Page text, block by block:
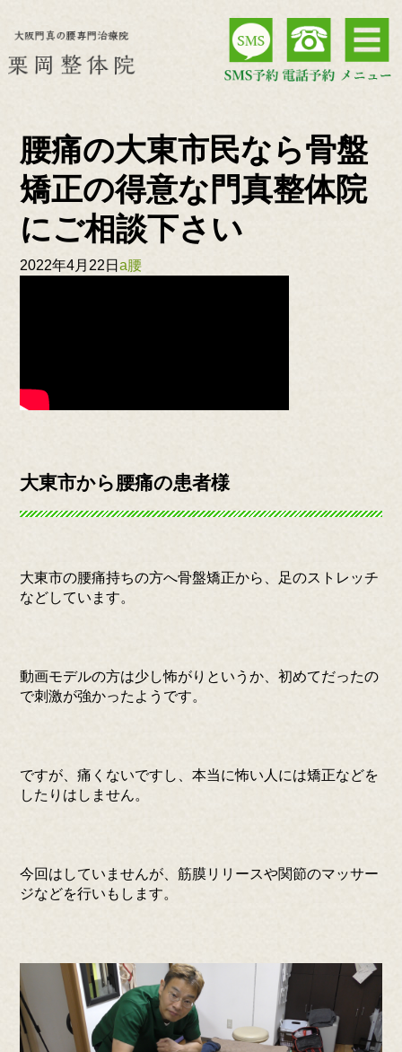
腰痛の大東市民なら骨盤
矯正の得意な門真整体院
にご相談下さい
2022年4月22日 a腰
大東市から腰痛の患者様
大東市の腰痛持ちの方へ骨盤矯正から、足のストレッチ
などしています。
動画モデルの方は少し怖がりというか、初めてだったの
で刺激が強かったようです。
ですが、痛くないですし、本当に怖い人には矯正などを
したりはしません。
今回はしていませんが、筋膜リリースや関節のマッサー
ジなどを行いもします。